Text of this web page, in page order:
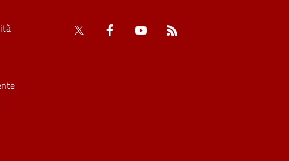
Twitter Facebook YouTube